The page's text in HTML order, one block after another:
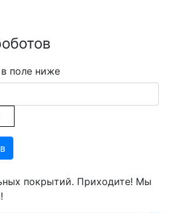
поле ниже
покрытий. Приходите! Мы